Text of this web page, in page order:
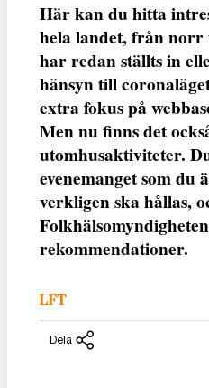
Här kan du hitta
hela landet, från
har redan ställts in
hänsyn till
extra fokus på
Men nu finns det
utomhusaktiviteter.
evenemanget som du
verkligen ska hållas,
rekommendationer.
LFT
Dela